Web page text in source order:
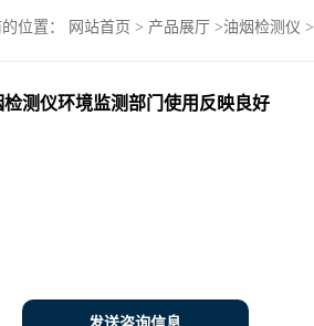
位置： 网站首页 > 产品展厅 >油烟检测仪 >
测仪环境监测部门使用反映良好